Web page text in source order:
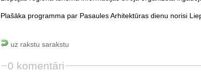
Plašāka programma par Pasaules Arhitektūras dienu norisi
uz rakstu sarakstu
0 komentāri